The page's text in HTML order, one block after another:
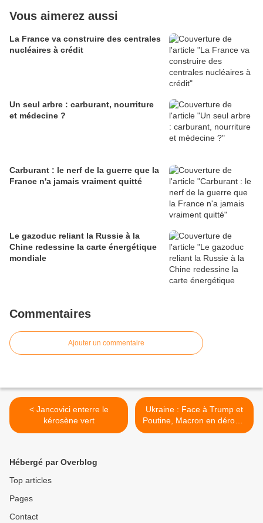
Vous aimerez aussi
La France va construire des centrales
nucléaires à crédit
Un seul arbre : carburant, nourriture
et médecine ?
Carburant : le nerf de la guerre que la
France n'a jamais vraiment quitté
Le gazoduc reliant la Russie à la
Chine redessine la carte énergétique
mondiale
Commentaires
Ajouter un commentaire
< Jancovici enterre le
kérosène vert
Ukraine : Face à Trump et
Poutine, Macron en déroute
- Nicolas Dupont-Aignan >
Hébergé par Overblog
Top articles
Pages
Contact